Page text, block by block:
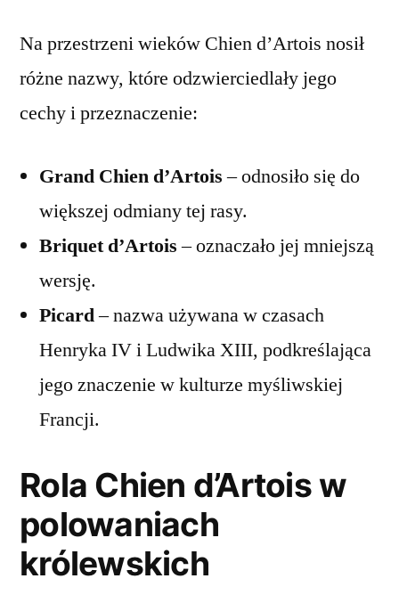
Na przestrzeni wieków Chien d’Artois nosił
różne nazwy, które odzwierciedlały jego
cechy i przeznaczenie:
Grand Chien d’Artois– odnosiło się do
większej odmiany tej rasy.
Briquet d’Artois– oznaczało jej mniejszą
wersję.
Picard– nazwa używana w czasach
Henryka IV i Ludwika XIII, podkreślająca
jego znaczenie w kulturze myśliwskiej
Francji.
Rola Chien d’Artois w
polowaniach
królewskich